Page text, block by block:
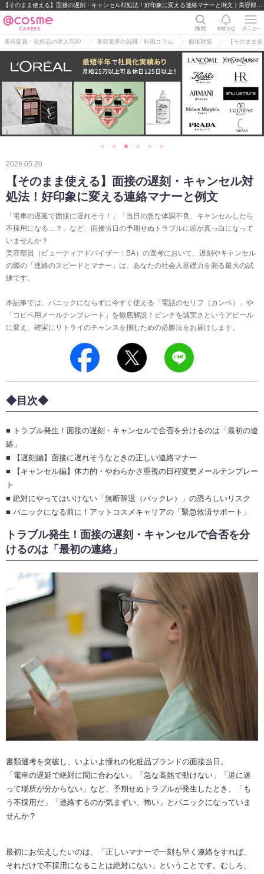
美容部員・化粧品の求人TOP 美容業界の就職・転職コラム 面接対策 【そのまま
2026.05.20
【そのまま使える】面接の遅刻・キャンセル対
処法！好印象に変える連絡マナーと例文
「電車の遅延で面接に遅れそう！」「当日の急な体調不良、キャンセルしたら
不採用になる…？」など、面接当日の予期せぬトラブルに頭が真っ白になって
いませんか？
美容部員（ビューティアドバイザー：BA）の選考において、遅刻やキャンセル
の際の「連絡のスピードとマナー」は、あなたの社会人基礎力を測る最大の試
練です。
本記事では、パニックにならずに今すぐ使える「電話のセリフ（カンペ）」や
「コピペ用メールテンプレート」を徹底解説！ピンチを誠実さというアピール
に変え、確実にリトライのチャンスを掴むための必勝法をお届けします。
◆目次◆
■ トラブル発生！面接の遅刻・キャンセルで合否を分けるのは「最初の連
絡」
■ 【遅刻編】面接に遅れそうなときの正しい連絡マナー
■ 【キャンセル編】体力的・やわらかさ重視の日程変更メールテンプレー
ト
■ 絶対にやってはいけない「無断辞退（バックレ）」の恐ろしいリスク
■ パニックになる前に！アットコスメキャリアの「緊急救済サポート」
トラブル発生！面接の遅刻・キャンセルで合否を分
けるのは「最初の連絡」
書類選考を突破し、いよいよ憧れの化粧品ブランドの面接当日。
「電車の遅延で絶対に間に合わない」「急な高熱で動けない」「道に迷
って場所が分からない」など、予期せぬトラブルが発生したとき、「も
う不採用だ」「連絡するのが気まずい、怖い」とパニックになっていま
せんか？
最初にお伝えしたいのは、「正しいマナーで一刻も早く連絡をすれば、
それだけで不採用になることは絶対にない」ということです。むしろ、